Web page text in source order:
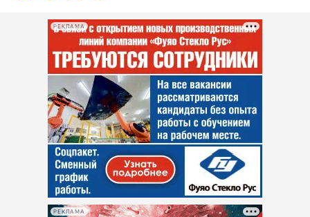
РЕКЛАМА
РЕКЛАМА